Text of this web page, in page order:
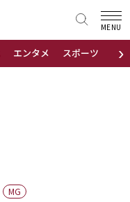
›
エンタメ スポーツ 地域
MENU
MG